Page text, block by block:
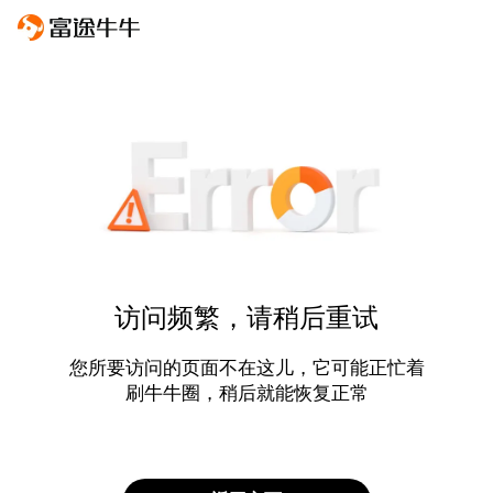
访问频繁，请稍后重试
您所要访问的页面不在这儿，它可能正忙着
刷牛牛圈，稍后就能恢复正常